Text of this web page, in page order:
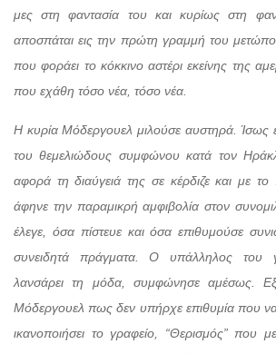
μες στη φαντασία του και κυρίως στη
αποσπάται εις την πρώτη γραμμή του
που φοράει το κόκκινο αστέρι εκείνης της
που εχάθη τόσο νέα, τόσο νέα.
Η κυρία Μόδεργουελ μιλούσε αυστηρά. Ίσως
του θεμελιώδους συμφώνου κατά τον
αφορά τη διαύγειά της σε κέρδιζε και με
άφηνε την παραμικρή αμφιβολία στον
έλεγε, όσα πίστευε και όσα επιθυμούσε
συνειδητά πράγματα. Ο υπάλληλος του
λανσάρει τη μόδα, συμφώνησε αμέσως.
Μόδεργουελ πως δεν υπήρχε επιθυμία που
ικανοποιήσει το γραφείο, “Θερισμός” που